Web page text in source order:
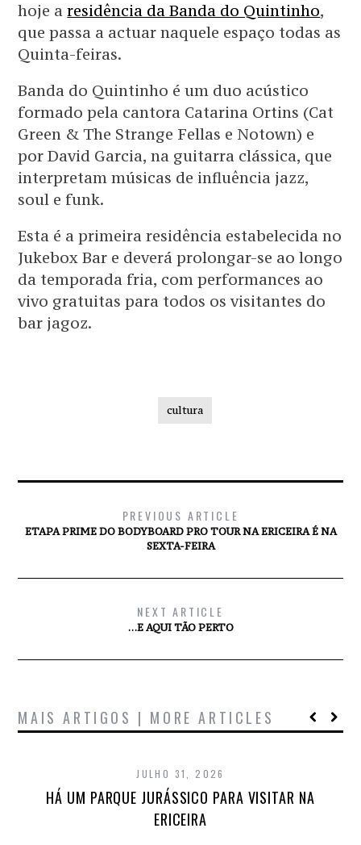
hoje aresidência da Banda do Quintinho,
que passa a actuar naquele espaço todas as
Quinta-feiras.
Banda do Quintinho é um duo acústico
formado pela cantora Catarina Ortins (Cat
Green & The Strange Fellas e Notown) e
por David Garcia, na guitarra clássica, que
interpretam músicas de influência jazz,
soul e funk.
Esta é a primeira residência estabelecida no
Jukebox Bar e deverá prolongar-se ao longo
da temporada fria, com performances ao
vivo gratuitas para todos os visitantes do
bar jagoz.
cultura
PREVIOUS ARTICLE
ETAPA PRIME DO BODYBOARD PRO TOUR NA ERICEIRA É NA
SEXTA-FEIRA
NEXT ARTICLE
…E AQUI TÃO PERTO
MAIS ARTIGOS | MORE ARTICLES
JULHO 31, 2026
HÁ UM PARQUE JURÁSSICO PARA VISITAR NA
ERICEIRA